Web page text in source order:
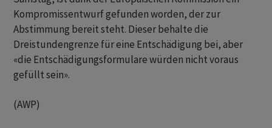
Kompromissentwurf gefunden worden, der zur
Abstimmung bereit steht. Dieser behalte die
Dreistundengrenze für eine Entschädigung bei, aber
«die Entschädigungsformulare würden nicht voraus
gefüllt sein».
(AWP)